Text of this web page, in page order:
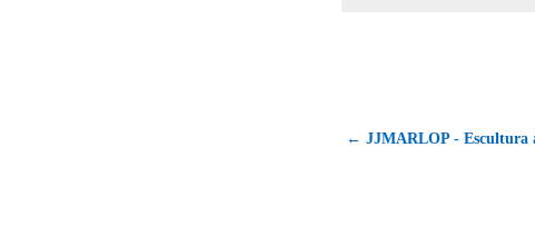
← JJMARLOP - Escultura